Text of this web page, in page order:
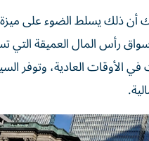
أن ذلك يسلط الضوء على ميزة
رأس المال العميقة التي
في الأوقات العادية، وتوفر